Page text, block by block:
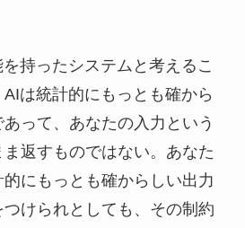
持ったシステムと考えるこ
は統計的にもっとも確から
って、あなたの入力という
返すものではない。あなた
にもっとも確からしい出力
けられとしても、その制約